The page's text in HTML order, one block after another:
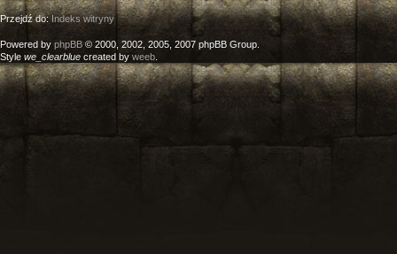
Przejdź do:Indeks witryny
Powered by phpBB © 2000, 2002, 2005, 2007 phpBB Group.
Style we_clearblue created by weeb